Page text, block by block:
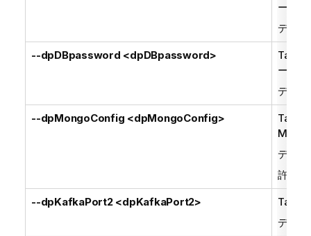
ーザ
デフ
--dpDBpassword <dpDBpassword>
ーザ
デフ
--dpMongoConfig <dpMongoConfig>
デフ
許可
--dpKafkaPort2 <dpKafkaPort2>
デフ